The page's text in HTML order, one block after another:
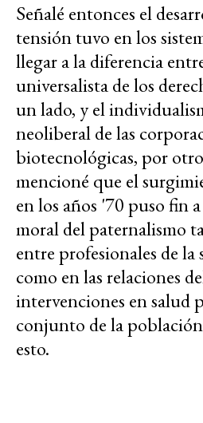
Señalé entonces el
tensión tuvo en los
llegar a la diferencia
universalista de los
un lado, y el
neoliberal de las
biotecnológicas, por
mencioné que el
en los años '70 puso fin
moral del paternalismo
entre profesionales de la
como en las relaciones
intervenciones en salud
conjunto de la
esto.